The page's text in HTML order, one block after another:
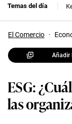
Temas del día
El Comercio ·
Añadir
ESG:
las